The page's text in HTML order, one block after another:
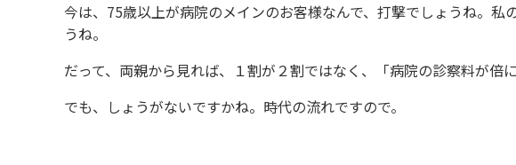
今は、75歳以上が病院のメインのお客様なんで、打撃でしょうね。私
うね。
だって、両親から見れば、１割が２割ではなく、「病院の診察料が倍
でも、しょうがないですかね。時代の流れですので。